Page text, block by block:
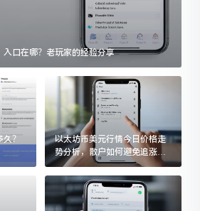
口在哪？老玩家的经验分享
？
以太坊币美元行情今日价格走
势分析，散户如何避免追涨杀
跌被套牢